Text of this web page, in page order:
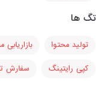
تگ ها
تولید محتوا بازاریابی
کپی رایتینگ
سفارش